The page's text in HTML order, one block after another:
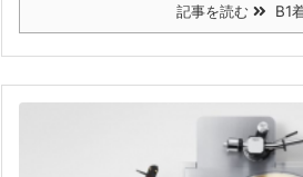
記事を読む B1